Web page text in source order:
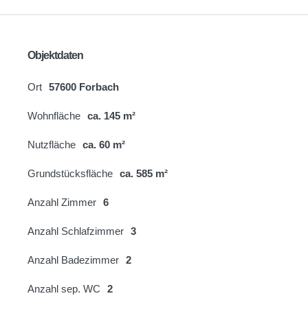
Objektdaten
Ort 57600 Forbach
Wohnfläche ca. 145 m²
Nutzfläche ca. 60 m²
Grundstücksfläche ca. 585 m²
Anzahl Zimmer 6
Anzahl Schlafzimmer 3
Anzahl Badezimmer 2
Anzahl sep. WC 2